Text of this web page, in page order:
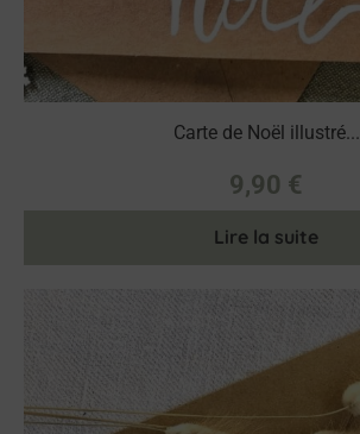
Carte de Noël illustré...
9,90 €
Lire la suite